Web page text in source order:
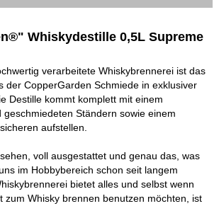
Whiskydestille 0,5L Supreme
verarbeitete Whiskybrennerei ist das
der CopperGarden Schmiede in exklusiver
Destille kommt komplett mit einem
geschmiedeten Ständern sowie einem
aufstellen.
voll ausgestattet und genau das, was
im Hobbybereich schon seit langem
bietet alles und selbst wenn
zum Whisky brennen benutzen möchten, ist